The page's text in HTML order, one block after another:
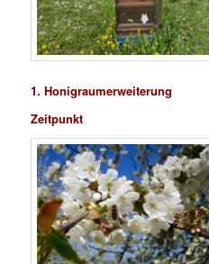
1. Honigraumerweiterung
Zeitpunkt